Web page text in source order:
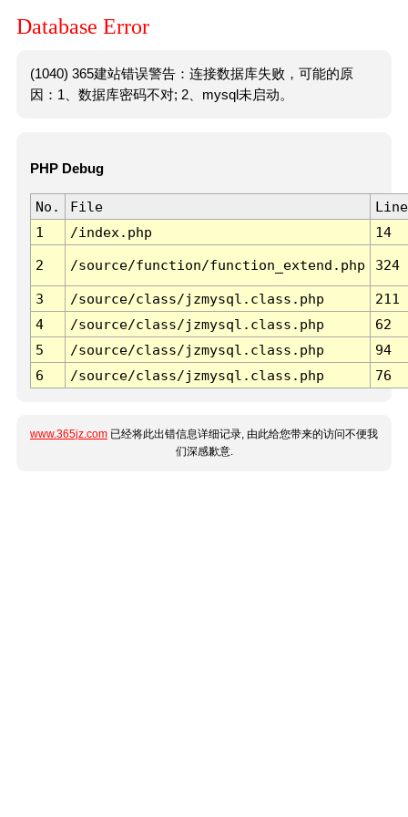
Database Error
(1040) 365建站错误警告：连接数据库失败，可能的原
因：1、数据库密码不对; 2、mysql未启动。
PHP Debug
No. File
Line
1
/index.php 14
2 /source/function/function_extend.php 324
3 /source/class/jzmysql.class.php
211
4
/source/class/jzmysql.class.php
62
5
/source/class/jzmysql.class.php
94
6
/source/class/jzmysql.class.php 76
www.365jz.com 已经将此出错信息详细记录, 由此给您带来的访问不便我
们深感歉意.